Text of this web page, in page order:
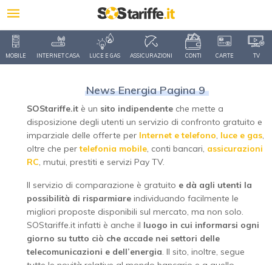
MOBILE INTERNET CASA LUCE E GAS ASSICURAZIONI CONTI CARTE TV
News Energia Pagina 9
SOStariffe.it è un sito indipendente che mette a
disposizione degli utenti un servizio di confronto gratuito e
imparziale delle offerte per Internet e telefono, luce e gas,
oltre che pertelefonia mobile, conti bancari, assicurazioni
RC, mutui, prestiti e servizi Pay TV.
Il servizio di comparazione è gratuito e dà agli utenti la
possibilità di risparmiare individuando facilmente le
migliori proposte disponibili sul mercato, ma non solo.
SOStariffe.it infatti è anche il luogo in cui informarsi ogni
giorno su tutto ciò che accade nei settori delle
telecomunicazioni e dell’energia. Il sito, inoltre, segue